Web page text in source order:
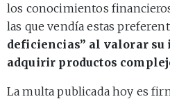
los conocimientos
las que vendía estas
deficiencias” al valorar su
adquirir productos
La multa publicada hoy es